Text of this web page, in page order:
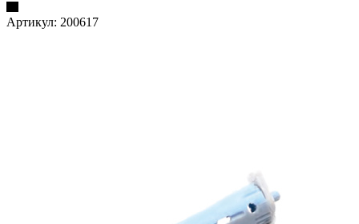
Артикул: 200617